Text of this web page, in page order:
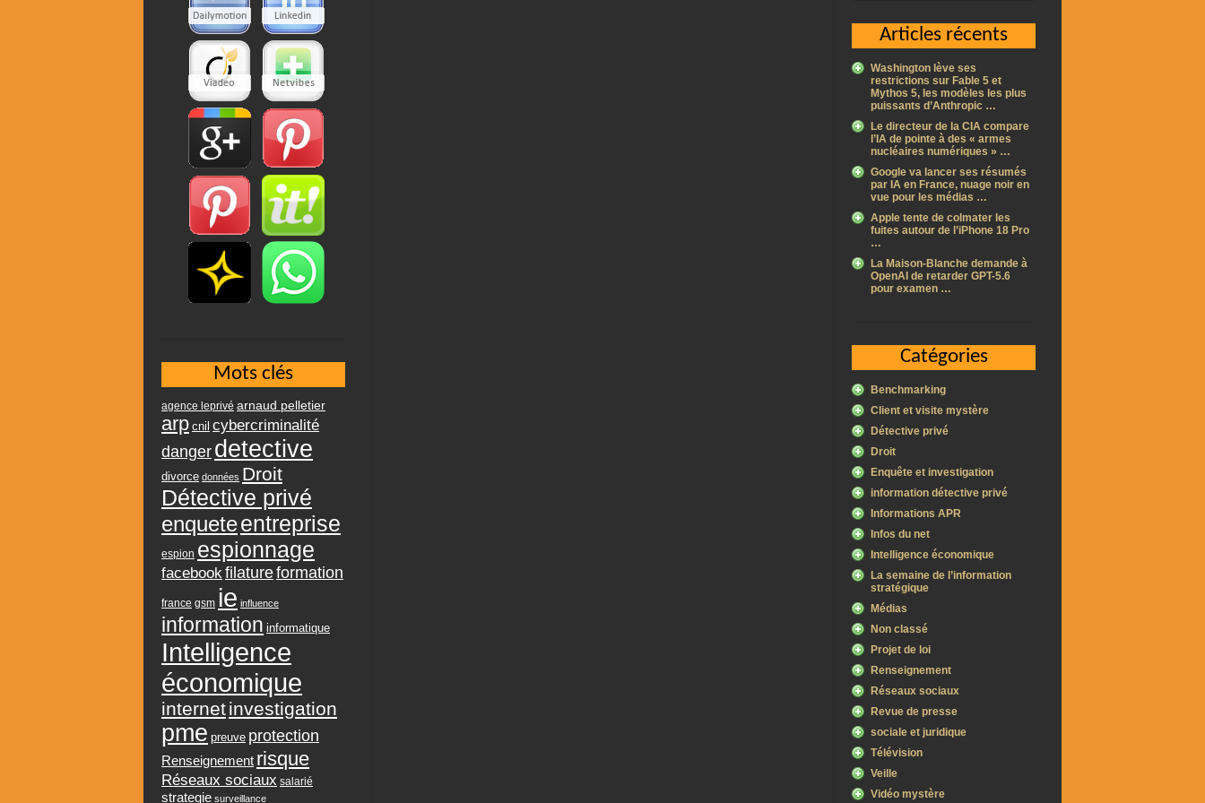
Articles récents
Washington lève ses
restrictions sur Fable 5 et
Mythos 5, les modèles les plus
puissants d’Anthropic …
Le directeur de la CIA compare
l’IA de pointe à des « armes
nucléaires numériques » …
Google va lancer ses résumés
par IA en France, nuage noir en
vue pour les médias …
Apple tente de colmater les
fuites autour de l’iPhone 18 Pro
…
La Maison-Blanche demande à
OpenAI de retarder GPT-5.6
pour examen …
Catégories
Benchmarking
Client et visite mystère
Détective privé
Droit
Enquête et investigation
information détective privé
Informations APR
Infos du net
Intelligence économique
La semaine de l’information
stratégique
Médias
Non classé
Projet de loi
Renseignement
Réseaux sociaux
Revue de presse
sociale et juridique
Télévision
Veille
Vidéo mystère
Mots clés
agence leprivé arnaud pelletier
arp cnil cybercriminalité
danger detective
divorce données Droit
Détective privé
enqueteentreprise
espion espionnage
facebookfilatureformation
france gsm ie influence
information informatique
Intelligence
économique
internetinvestigation
pme preuve protection
Renseignement risque
Réseaux sociaux salarié
strategie surveillance